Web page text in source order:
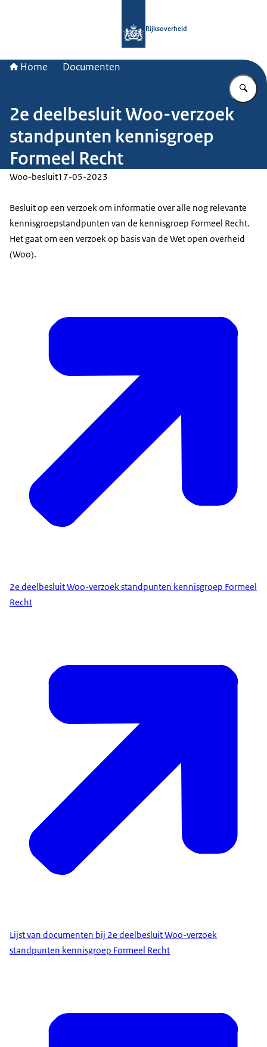
Rijksoverheid
Home Documenten
2e deelbesluit Woo-verzoek
standpunten kennisgroep
Formeel Recht
Woo-besluit17-05-2023
Besluit op een verzoek om informatie over alle nog relevante
kennisgroepstandpunten van de kennisgroep Formeel Recht.
Het gaat om een verzoek op basis van de Wet open overheid
(Woo).
2e deelbesluit Woo-verzoek standpunten kennisgroep Formeel
Recht
Lijst van documenten bij 2e deelbesluit Woo-verzoek
standpunten kennisgroep Formeel Recht